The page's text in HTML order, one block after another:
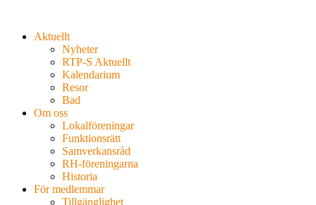
Aktuellt
Nyheter
RTP-S Aktuellt
Kalendarium
Resor
Bad
Om oss
Lokalföreningar
Funktionsrätt
Samverkansråd
RH-föreningarna
Historia
För medlemmar
Tillgänglighet